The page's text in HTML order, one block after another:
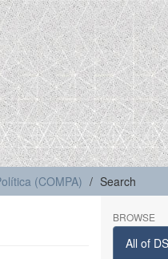
(COMPA) Search
BROWSE
All of